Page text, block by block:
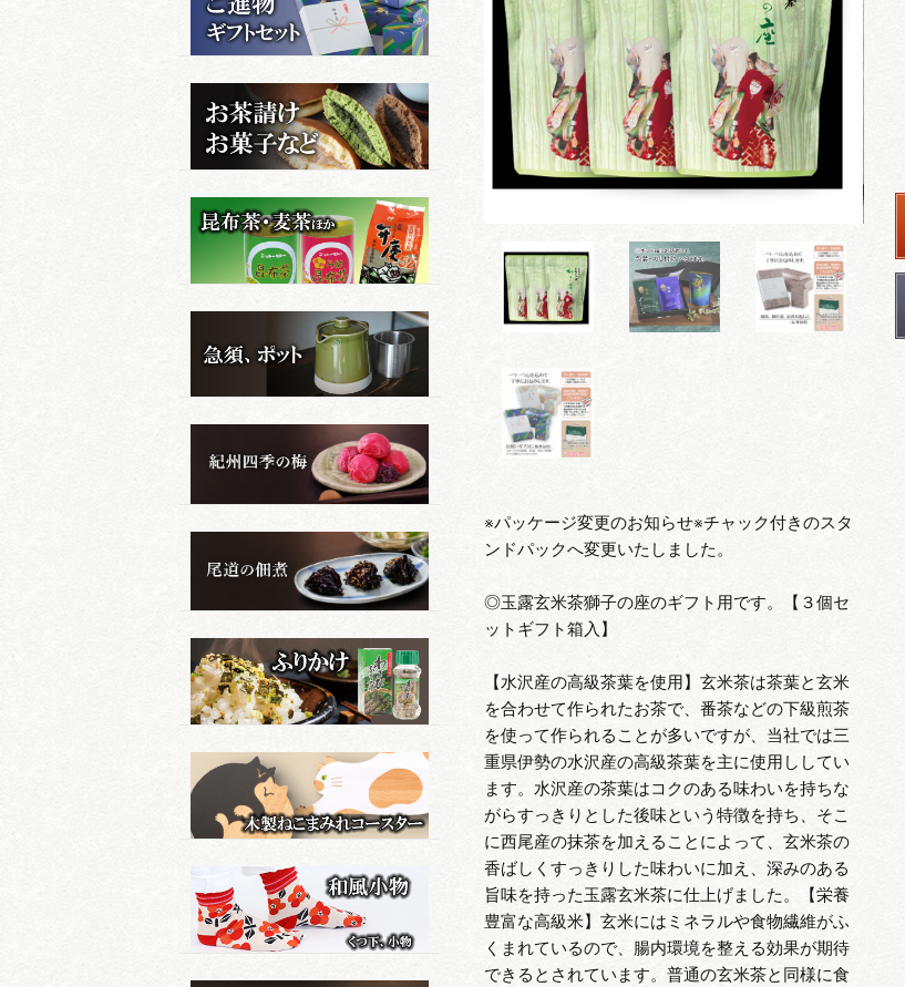
※パッケージ変更のお知らせ※チャック付きのスタ
ンドパックへ変更いたしました。
◎玉露玄米茶獅子の座のギフト用です。【３個セ
ットギフト箱入】
【水沢産の高級茶葉を使用】玄米茶は茶葉と玄米
を合わせて作られたお茶で、番茶などの下級煎茶
を使って作られることが多いですが、当社では三
重県伊勢の水沢産の高級茶葉を主に使用ししてい
ます。水沢産の茶葉はコクのある味わいを持ちな
がらすっきりとした後味という特徴を持ち、そこ
に西尾産の抹茶を加えることによって、玄米茶の
香ばしくすっきりした味わいに加え、深みのある
旨味を持った玉露玄米茶に仕上げました。【栄養
豊富な高級米】玄米にはミネラルや食物繊維がふ
くまれているので、腸内環境を整える効果が期待
できるとされています。普通の玄米茶と同様に食